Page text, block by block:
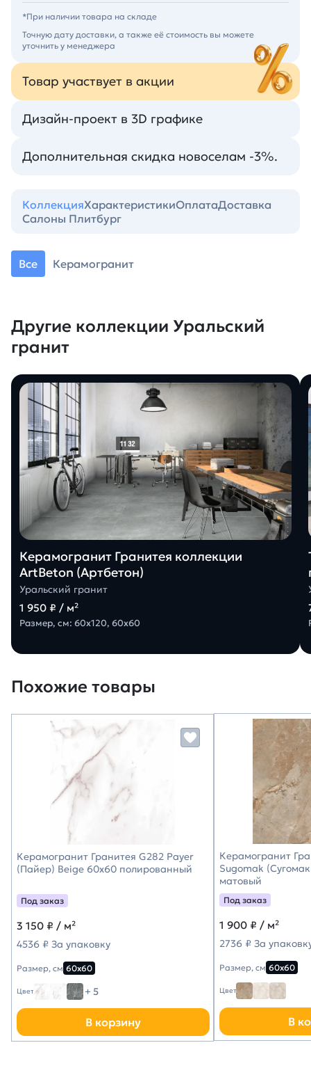
*При наличии товара на складе
Точную дату доставки, а также её стоимость вы можете
уточнить у менеджера
Товар участвует в акции
Дизайн-проект в 3D графике
Дополнительная скидка новоселам -3%.
КоллекцияХарактеристикиОплатаДоставка
Салоны Плитбург
Все Керамогранит
Другие коллекции Уральский
гранит
Керамогранит Гранитея коллекции
ArtBeton (Артбетон)
Уральский гранит
1 950 ₽ / м²
Размер, см: 60х120, 60х60
Похожие товары
Керамогранит Гранитея G282 Payer
(Пайер) Beige 60х60 полированный
Под заказ
3 150 ₽ / м²
4536 ₽ За упаковку
Размер, см 60х60
Цвет + 5
В корзину
Керамогранит
Sugomak
матовый
Под заказ
1 900 ₽ / м²
2736 ₽ За
Размер, см 60х60
Цвет
В